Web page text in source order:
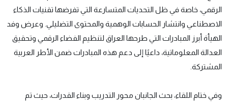
الرقمي، خاصة في ظل التحديات المتسارعة التي تفرضها تقنيات الذكاء
الاصطناعي وانتشار الحسابات الوهمية والمحتوى التضليلي. وعرض وفد
الهيأة أبرز المبادرات التي طرحها العراق لتنظيم الفضاء الرقمي وتحقيق
العدالة المعلوماتية، داعيًا إلى دعم هذه المبادرات ضمن الأطر العربية
المشتركة.
وفي ختام اللقاء، بحث الجانبان محور التدريب وبناء القدرات، حيث تم